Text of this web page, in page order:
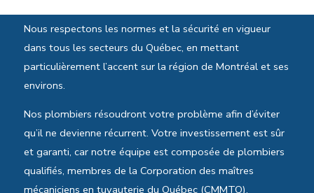
Nous respectons les normes et la sécurité en vigueur
dans tous les secteurs du Québec, en mettant
particulièrement l’accent sur la région de Montréal et ses
environs.
Nos plombiers résoudront votre problème afin d’éviter
qu’il ne devienne récurrent. Votre investissement est sûr
et garanti, car notre équipe est composée de plombiers
qualifiés, membres de la Corporation des maîtres
mécaniciens en tuyauterie du Québec (CMMTQ).